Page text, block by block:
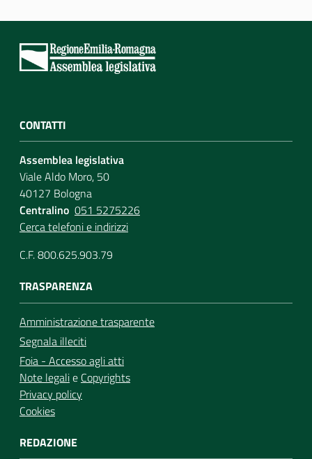
CONTATTI
Assemblea legislativa
Viale Aldo Moro, 50
40127 Bologna
Centralino 051 5275226
Cerca telefoni e indirizzi
C.F. 800.625.903.79
TRASPARENZA
Amministrazione trasparente
Segnala illeciti
Foia - Accesso agli atti
Note legalie Copyrights
Privacy policy
Cookies
REDAZIONE